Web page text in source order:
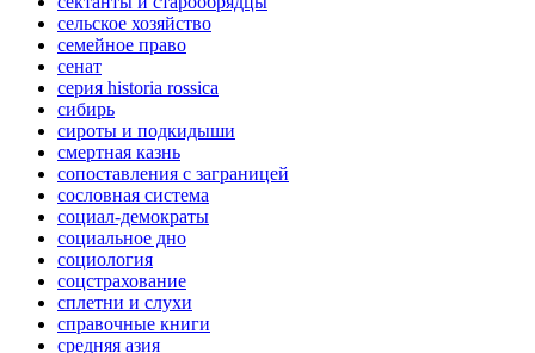
сельское хозяйство
семейное право
сенат
серия historia rossica
сибирь
сироты и подкидыши
смертная казнь
сопоставления с заграницей
сословная система
социал-демократы
социальное дно
социология
соцстрахование
сплетни и слухи
справочные книги
средняя азия